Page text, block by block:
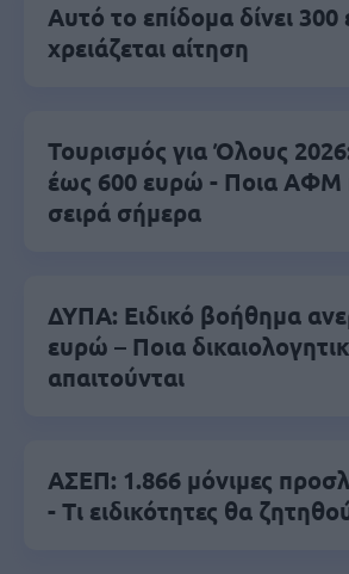
Αυτό το επίδομα δίνει
χρειάζεται αίτηση
Τουρισμός για Όλους
έως 600 ευρώ - Ποια ΑΦΜ
σειρά σήμερα
ΔΥΠΑ: Ειδικό βοήθημα
ευρώ – Ποια
απαιτούνται
ΑΣΕΠ: 1.866 μόνιμες
- Τι ειδικότητες θα